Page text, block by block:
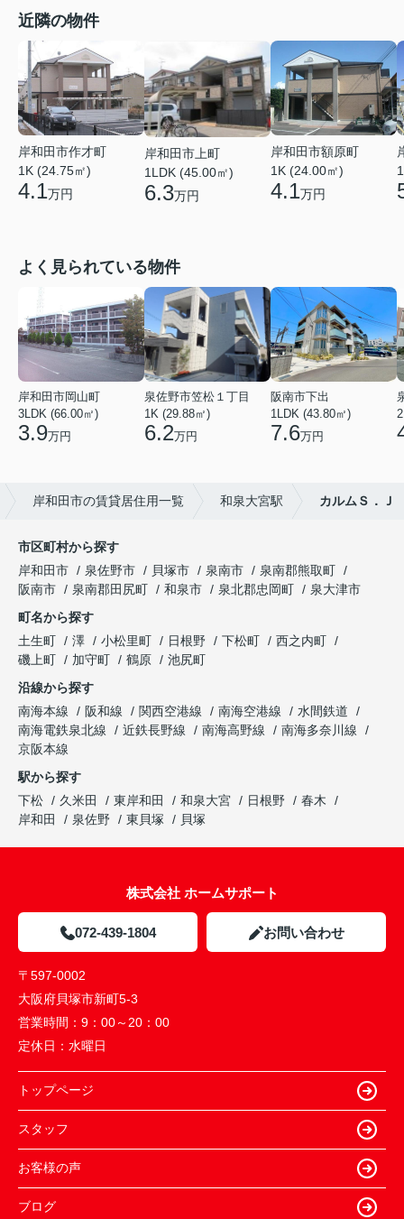
近隣の物件
岸和田市作才町
1K (24.75㎡)
4.1万円
岸和田市上町
1LDK (45.00㎡)
6.3万円
岸和田市額原町
1K (24.00㎡)
4.1万円
よく見られている物件
岸和田市岡山町
3LDK (66.00㎡)
3.9万円
泉佐野市笠松１丁目
1K (29.88㎡)
6.2万円
阪南市下出
1LDK (43.80㎡)
7.6万円
岸和田市の賃貸居住用一覧 和泉大宮駅 カルムＳ．Ｊ
市区町村から探す
岸和田市
泉佐野市 貝塚市 泉南市
泉南郡熊取町
阪南市
泉南郡田尻町 和泉市 泉北郡忠岡町
泉大津市
町名から探す
土生町
澤 小松里町 日根野 下松町
西之内町
磯上町
加守町 鶴原
池尻町
沿線から探す
南海本線
阪和線 関西空港線 南海空港線
水間鉄道
南海電鉄泉北線
近鉄長野線 南海高野線
南海多奈川線
京阪本線
駅から探す
下松
久米田 東岸和田 和泉大宮 日根野
春木
岸和田
泉佐野 東貝塚 貝塚
株式会社 ホームサポート
072-439-1804 お問い合わせ
〒597-0002
大阪府貝塚市新町5-3
営業時間： 9：00～20：00
定休日： 水曜日
トップページ
スタッフ
お客様の声
ブログ